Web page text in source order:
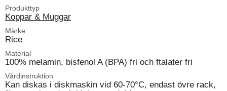
Produkttyp
Koppar & Muggar
Märke
Rice
Material
100% melamin, bisfenol A (BPA) fri och ftalater fri
Vårdinstruktion
Kan diskas i diskmaskin vid 60-70°C, endast övre rack,